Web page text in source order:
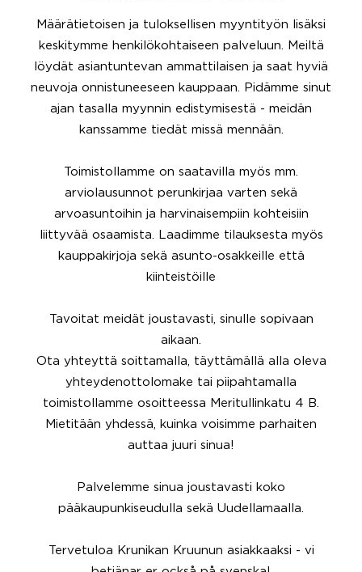
Määrätietoisen ja tuloksellisen myyntityön lisäksi
keskitymme henkilökohtaiseen palveluun. Meiltä
löydät asiantuntevan ammattilaisen ja saat hyviä
neuvoja onnistuneeseen kauppaan. Pidämme sinut
ajan tasalla myynnin edistymisestä - meidän
kanssamme tiedät missä mennään.
Toimistollamme on saatavilla myös mm.
arviolausunnot perunkirjaa varten sekä
arvoasuntoihin ja harvinaisempiin kohteisiin
liittyvää osaamista. Laadimme tilauksesta myös
kauppakirjoja sekä asunto-osakkeille että
kiinteistöille
Tavoitat meidät joustavasti, sinulle sopivaan
aikaan.
Ota yhteyttä soittamalla, täyttämällä alla oleva
yhteydenottolomake tai piipahtamalla
toimistollamme osoitteessa Meritullinkatu 4 B.
Mietitään yhdessä, kuinka voisimme parhaiten
auttaa juuri sinua!
Palvelemme sinua joustavasti koko
pääkaupunkiseudulla sekä Uudellamaalla.
Tervetuloa Krunikan Kruunun asiakkaaksi - vi